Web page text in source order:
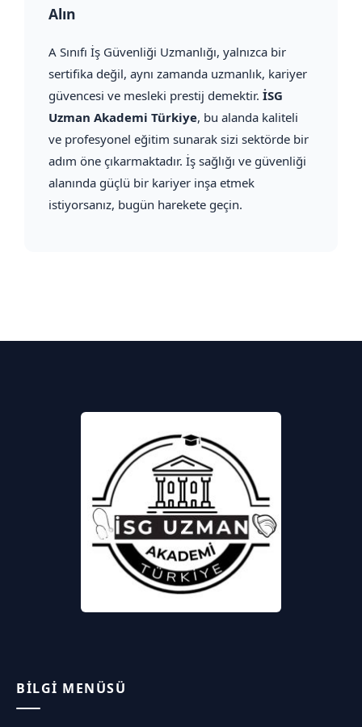
Alın
A Sınıfı İş Güvenliği Uzmanlığı, yalnızca bir
sertifika değil, aynı zamanda uzmanlık, kariyer
güvencesi ve mesleki prestij demektir. İSG
Uzman Akademi Türkiye, bu alanda kaliteli
ve profesyonel eğitim sunarak sizi sektörde bir
adım öne çıkarmaktadır. İş sağlığı ve güvenliği
alanında güçlü bir kariyer inşa etmek
istiyorsanız, bugün harekete geçin.
BILGI MENÜSÜ